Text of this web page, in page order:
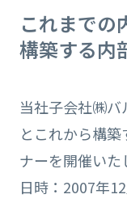
これまでの
構築する内
当社子会社㈱
とこれから構
ナーを開催いた
日時：2007年